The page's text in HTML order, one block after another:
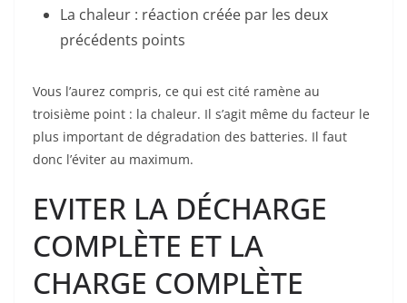
La chaleur : réaction créée par les deux
précédents points
Vous l’aurez compris, ce qui est cité ramène au
troisième point : la chaleur. Il s’agit même du facteur le
plus important de dégradation des batteries. Il faut
donc l’éviter au maximum.
EVITER LA DÉCHARGE
COMPLÈTE ET LA
CHARGE COMPLÈTE